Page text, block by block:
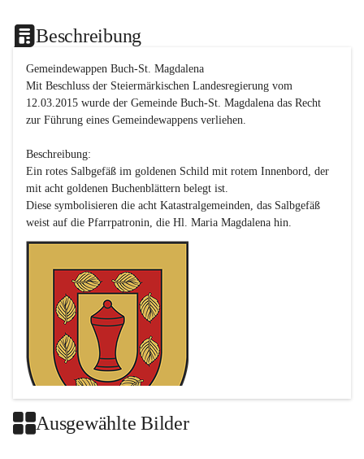
Beschreibung
Gemeindewappen Buch-St. Magdalena
Mit Beschluss der Steiermärkischen Landesregierung vom
12.03.2015 wurde der Gemeinde Buch-St. Magdalena das Recht
zur Führung eines Gemeindewappens verliehen.
Beschreibung:
Ein rotes Salbgefäß im goldenen Schild mit rotem Innenbord, der
mit acht goldenen Buchenblättern belegt ist.
Diese symbolisieren die acht Katastralgemeinden, das Salbgefäß
Ausgewählte Bilder